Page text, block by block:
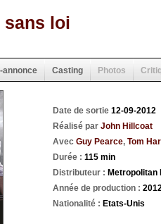
sans loi
annonce Casting Photos
Date de sortie 12-09-2012
Réalisé par John Hillcoat
Avec Guy Pearce, Tom
Durée : 115 min
Distributeur : Metropolitan
Année de production :
Nationalité : Etats-Unis